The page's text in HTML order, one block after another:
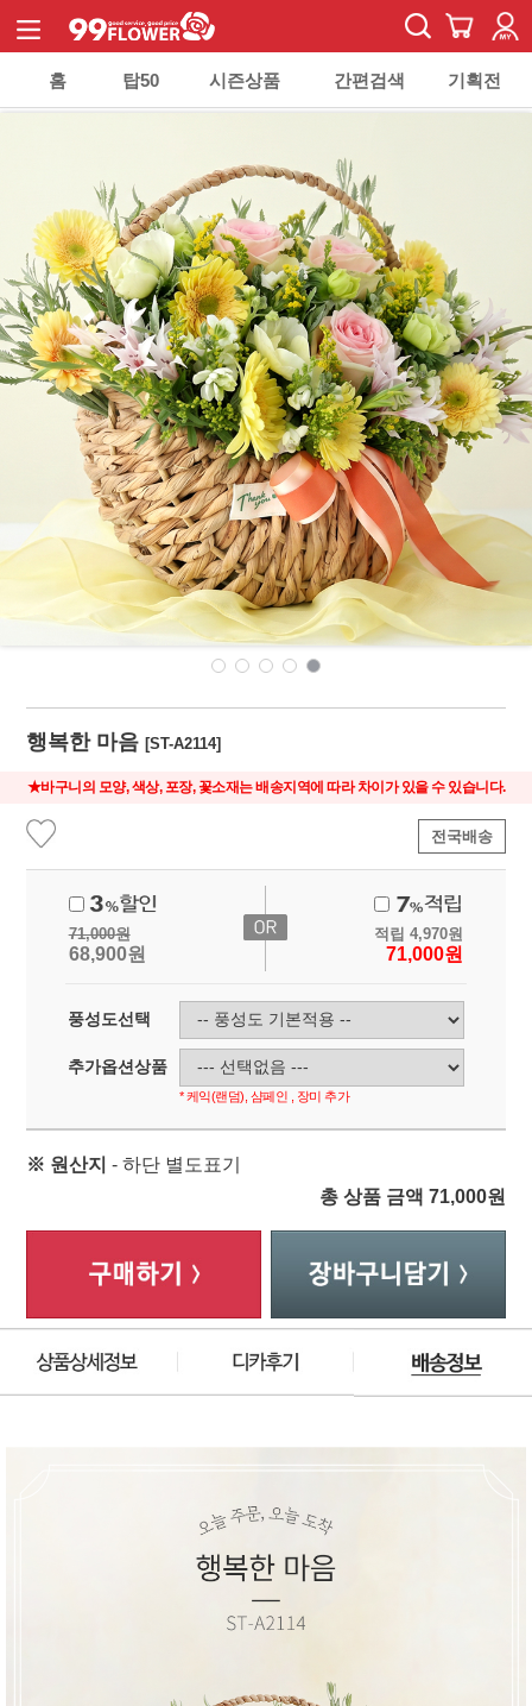
홈 탑50 시즌상품 간편검색 기획전
행복한 마음[ST-A2114]
★바구니의 모양, 색상, 포장, 꽃소재는 배송지역에 따라 차이가 있을 수 있습니다.
전국배송
71,000원
68,900원
적립 4,970원
71,000원
풍성도선택
추가옵션상품
* 케익(랜덤), 샴페인 , 장미 추가
※ 원산지 - 하단 별도표기
총 상품 금액 71,000원